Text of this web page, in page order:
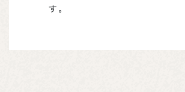
す。